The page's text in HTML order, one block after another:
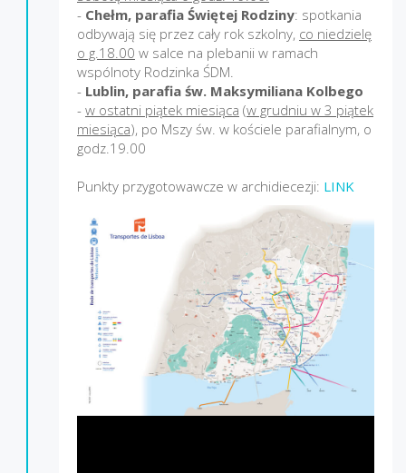
- Chełm, parafia Świętej Rodziny: spotkania
odbywają się przez cały rok szkolny, co niedzielę
o g.18.00 w salce na plebanii w ramach
wspólnoty Rodzinka ŚDM.
- Lublin, parafia św. Maksymiliana Kolbego
- w ostatni piątek miesiąca (w grudniu w 3 piątek
miesiąca), po Mszy św. w kościele parafialnym, o
godz.19.00
Punkty przygotowawcze w archidiecezji: LINK